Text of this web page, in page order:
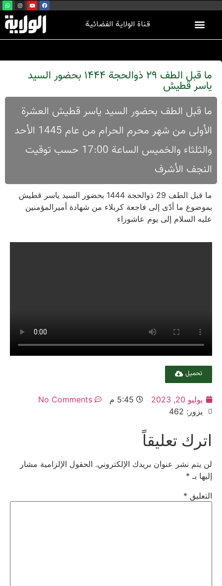
قناة الولاية الفضائية
ما قبل الطف 29 ذوالحجة 1444 بحضور السید
یاسر قطیش
ما قبل الطف بحضور السید یاسر قطیش العشرة
الأولی من شهر محرم الحرام من عام 1445 الأحد
والثلثاء والخمیس الساعة 17:00 حسب توقیت
النجف الأشرف
ما قبل الطف 29 ذوالحجة 1444 بحضور السید یاسر قطیش
بموضوع ما أدّی إلی فاجعة کربلاء من شهادة أمیرالمؤمنین
علیه السلام إلی یوم عاشوراء
تحميل
يوليو 20, 2023 5:45 م
No Comments
يزور: 462
اترك تعليقاً
لن يتم نشر عنوان بريدك الإلكتروني. الحقول الإلزامية مشار
إليها بـ *
التعليق *